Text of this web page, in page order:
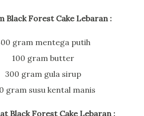
Black Forest Cake Lebaran :
gram mentega putih
100 gram butter
300 gram gula sirup
gram susu kental manis
Black Forest Cake Lebaran :